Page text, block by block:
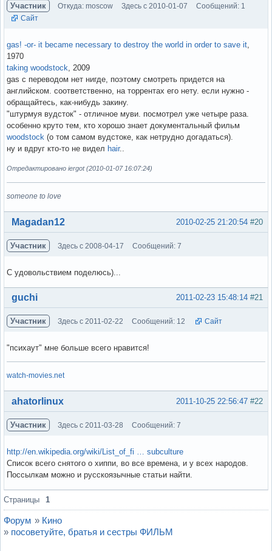
Участник Откуда: moscow Здесь с 2010-01-07
Сообщений: 1
Сайт
gas! -or- it became necessary to destroy the world in order to save it
1970
taking woodstock , 2009
gas с переводом нет нигде, поэтому смотреть придется на
английском. соответственно, на торрентах его нету. если нужно -
обращайтесь, как-нибудь закину.
"штурмуя вудсток" - отличное муви. посмотрел уже четыре раза.
особенно круто тем, кто хорошо знает документальный фильм
woodstock (о том самом вудстоке, как нетрудно догадаться).
ну и вдруг кто-то не видел hair..
Отредактировано iergot (2010-01-07 16:07:24)
someone to love
Вне форума #20
2010-02-25 21:20:54
Magadan12
Участник Здесь с 2008-04-17 Сообщений: 7
С удовольствием поделюсь)...
Вне форума #21
2011-02-23 15:48:14
guchi
Участник Здесь с 2011-02-22 Сообщений: 12 Сайт
"психаут" мне больше всего нравится!
watch-movies.net
Вне форума #22
2011-10-25 22:56:47
ahatorlinux
Участник Здесь с 2011-03-28 Сообщений: 7
http://en.wikipedia.org/wiki/List_of_fi … subculture
Список всего снятого о хиппи, во все времена, и у всех народов.
Поссылкам можно и русскоязычные статьи найти.
Вне форума
Страницы 1
Форум » Кино
» посоветуйте, братья и сестры ФИЛЬМ